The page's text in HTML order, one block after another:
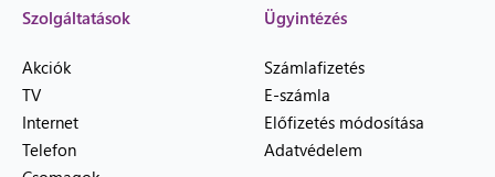
Szolgáltatások
Akciók
TV
Internet
Telefon
Ügyintézés
Számlafizetés
E-számla
Előfizetés módosítása
Adatvédelem